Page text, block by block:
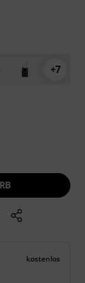
+7
kostenlos